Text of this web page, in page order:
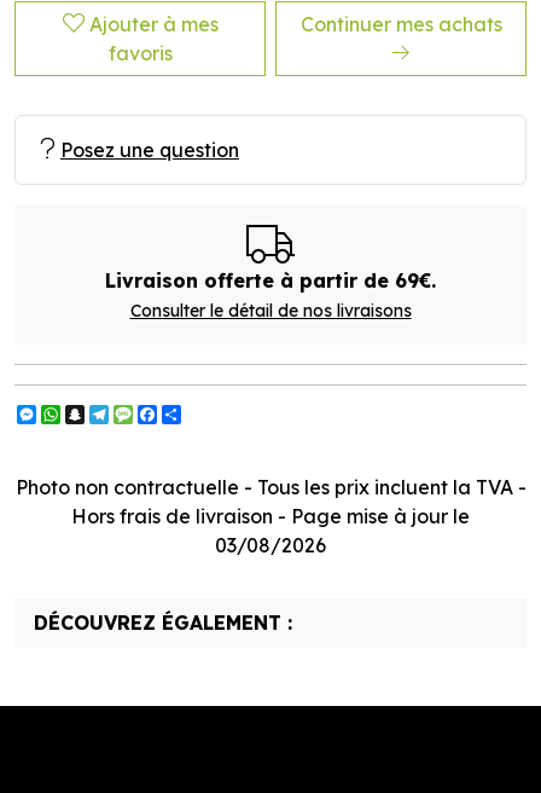
Ajouter à mes
favoris
Continuer mes achats
Posez une question
Livraison offerte à partir de 69€.
Consulter le détail de nos livraisons
Messenger
WhatsApp
Snapchat
Telegram
Message
Facebook
Photo non contractuelle - Tous les prix incluent la TVA -
Hors frais de livraison - Page mise à jour le
03/08/2026
DÉCOUVREZ ÉGALEMENT :